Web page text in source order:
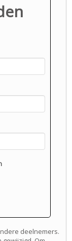
deelnemers.